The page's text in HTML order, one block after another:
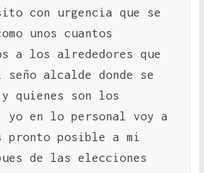
con urgencia que se
unos cuantos
a los alrededores que
alcalde donde se
y quienes son los
en lo personal voy a
pronto posible a mi
de las elecciones